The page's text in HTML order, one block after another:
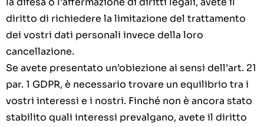
diritto di richiedere la limitazione del trattamento
dei vostri dati personali invece della loro
cancellazione.
Se avete presentato un’obiezione ai sensi dell’art. 21
par. 1 GDPR, è necessario trovare un equilibrio tra i
vostri interessi e i nostri. Finché non è ancora stato
stabilito quali interessi prevalgano, avete il diritto